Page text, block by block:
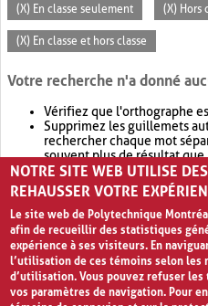
(X) En classe seulement (X) Hors
(X) En classe et hors classe
Votre recherche n'a donné
Vérifiez que l'orthographe
Supprimez les guillemets
rechercher chaque mot
souvent plus de résultat que
Envisagez d'élargir votre
retournera souvent plus de
NOTRE SITE WEB UTILISE
REHAUSSER VOTRE
Le site web de Polytechnique
afin de recueillir des statistiques
expérience à ses visiteurs. En
l’utilisation de ces témoins selon les
d’utilisation. Vous pouvez refuser
vos paramètres de navigation. Pour